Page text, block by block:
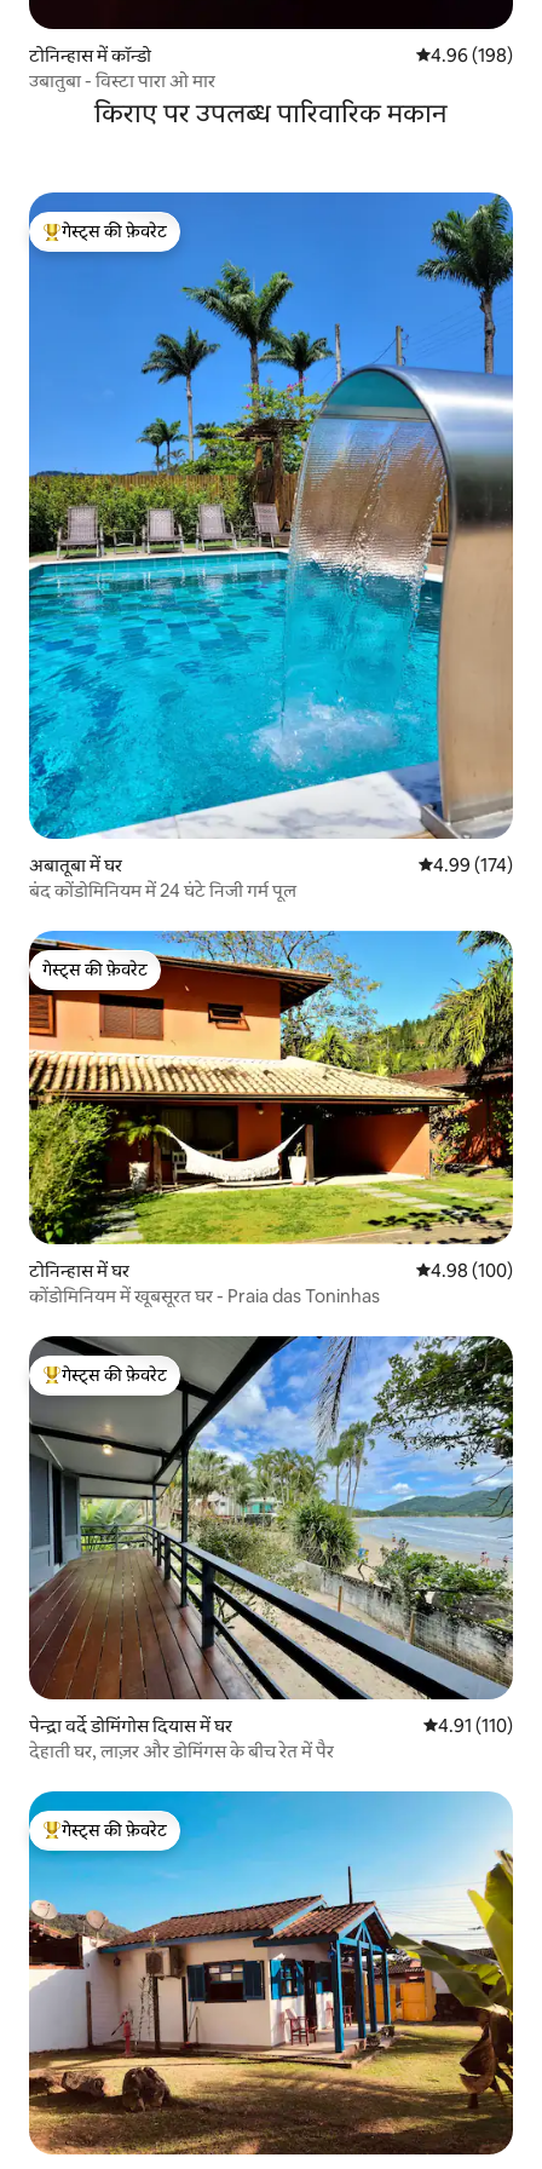
टोनिन्हास में कॉन्डो औसत रेटिंग 5 में से
4.96 (198)
उबातुबा - विस्टा पारा ओ मार
किराए पर उपलब्ध पारिवारिक मकान
गेस्ट्स का टॉप फ़ेवरेट
गेस्ट्स की फ़ेवरेट
अबातूबा में घर औसत रेटिंग 5 में से
4.99 (174)
बंद कोंडोमिनियम में 24 घंटे निजी गर्म पूल
गेस्ट्स की फ़ेवरेट
गेस्ट्स की फ़ेवरेट
टोनिन्हास में घर औसत रेटिंग 5 में से
4.98 (100)
कोंडोमिनियम में खूबसूरत घर - Praia das Toninhas
गेस्ट्स का टॉप फ़ेवरेट
गेस्ट्स की फ़ेवरेट
पेन्द्रा वर्दे डोमिंगोस दियास में घर औसत रेटिंग 5 में से
4.91 (110)
देहाती घर, लाज़र और डोमिंगस के बीच रेत में पैर
गेस्ट्स का टॉप फ़ेवरेट
गेस्ट्स की फ़ेवरेट